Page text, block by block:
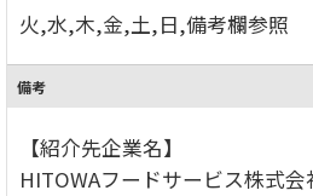
火,水,木,金,土,日,備考欄参照
備考
【紹介先企業名】
HITOWAフードサービス株式会